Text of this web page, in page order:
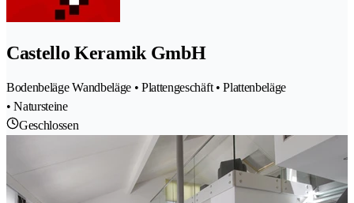
Castello Keramik GmbH
Bodenbeläge Wandbeläge • Plattengeschäft • Plattenbeläge
• Natursteine
Geschlossen